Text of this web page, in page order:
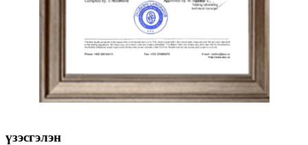
үзэсгэлэн